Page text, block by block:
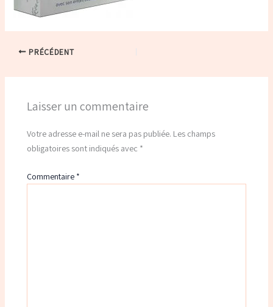
PRÉCÉDENT
Laisser un commentaire
Votre adresse e-mail ne sera pas publiée. Les champs
obligatoires sont indiqués avec *
Commentaire *